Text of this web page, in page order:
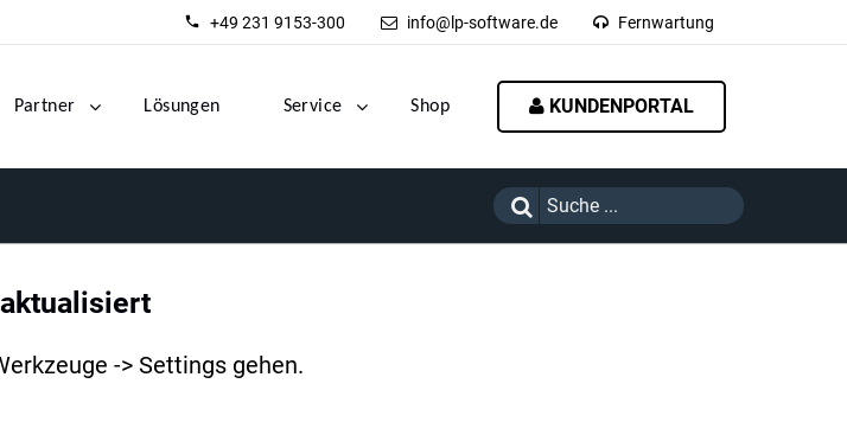
+49 231 9153-300 info@lp-software.de Fernwartung
Partner Lösungen Service Shop KUNDENPORTAL
-> Settings gehen.